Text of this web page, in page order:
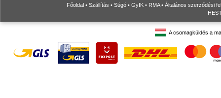
Főoldal • Szállítás • Súgó • GyIK • RMA• Általános szerződési
A csomagküldés a